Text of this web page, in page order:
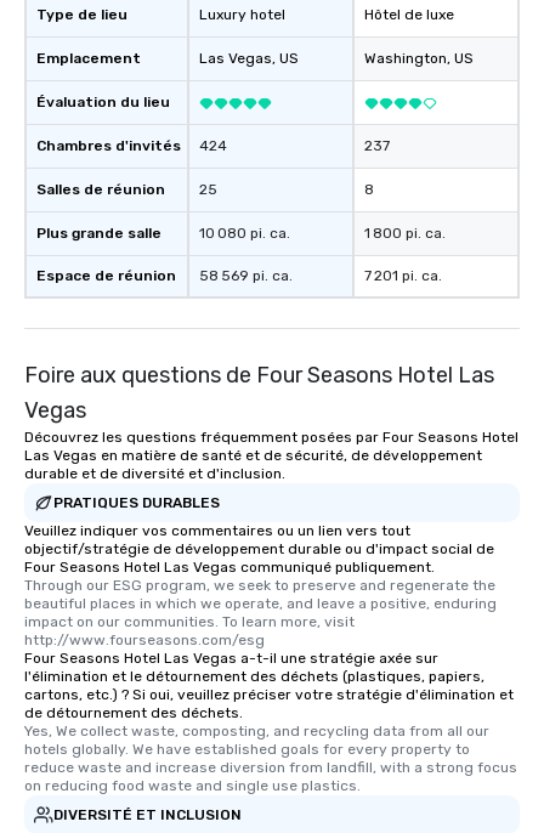
Type de lieu
Emplacement
Évaluation du lieu
Chambres d'invités
Salles de réunion
Plus grande salle
Espace de réunion
Luxury hotel
Las Vegas, US
424
25
10 080 pi. ca.
58 569 pi. ca.
Hôtel de luxe
Washington, US
237
8
1 800 pi. ca.
7 201 pi. ca.
Foire aux questions de Four Seasons Hotel Las
Vegas
Découvrez les questions fréquemment posées par Four Seasons Hotel
Las Vegas en matière de santé et de sécurité, de développement
durable et de diversité et d'inclusion.
PRATIQUES DURABLES
Veuillez indiquer vos commentaires ou un lien vers tout
objectif/stratégie de développement durable ou d'impact social de
Four Seasons Hotel Las Vegas communiqué publiquement.
Through our ESG program, we seek to preserve and regenerate the
beautiful places in which we operate, and leave a positive, enduring
impact on our communities. To learn more, visit
http://www.fourseasons.com/esg
Four Seasons Hotel Las Vegas a-t-il une stratégie axée sur
l'élimination et le détournement des déchets (plastiques, papiers,
cartons, etc.) ? Si oui, veuillez préciser votre stratégie d'élimination et
de détournement des déchets.
Yes, We collect waste, composting, and recycling data from all our
hotels globally. We have established goals for every property to
reduce waste and increase diversion from landfill, with a strong focus
on reducing food waste and single use plastics.
DIVERSITÉ ET INCLUSION